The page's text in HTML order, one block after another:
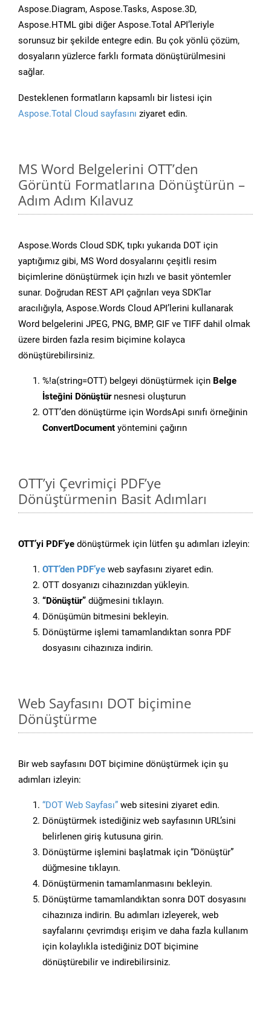
Aspose.Diagram, Aspose.Tasks, Aspose.3D,
Aspose.HTML gibi diğer Aspose.Total API’leriyle
sorunsuz bir şekilde entegre edin. Bu çok yönlü çözüm,
dosyaların yüzlerce farklı formata dönüştürülmesini
sağlar.
Desteklenen formatların kapsamlı bir listesi için
Aspose.Total Cloud sayfasını ziyaret edin.
MS Word Belgelerini OTT’den
Görüntü Formatlarına Dönüştürün –
Adım Adım Kılavuz
Aspose.Words Cloud SDK, tıpkı yukarıda DOT için
yaptığımız gibi, MS Word dosyalarını çeşitli resim
biçimlerine dönüştürmek için hızlı ve basit yöntemler
sunar. Doğrudan REST API çağrıları veya SDK’lar
aracılığıyla, Aspose.Words Cloud API’lerini kullanarak
Word belgelerini JPEG, PNG, BMP, GIF ve TIFF dahil olmak
üzere birden fazla resim biçimine kolayca
dönüştürebilirsiniz.
%!a(string=OTT) belgeyi dönüştürmek için Belge
İsteğini Dönüştürnesnesi oluşturun
OTT’den dönüştürme için WordsApi sınıfı örneğinin
ConvertDocument yöntemini çağırın
OTT’yi Çevrimiçi PDF’ye
Dönüştürmenin Basit Adımları
OTT’yi PDF’ye dönüştürmek için lütfen şu adımları izleyin:
OTT’den PDF’ye web sayfasını ziyaret edin.
OTT dosyanızı cihazınızdan yükleyin.
“Dönüştür” düğmesini tıklayın.
Dönüşümün bitmesini bekleyin.
Dönüştürme işlemi tamamlandıktan sonra PDF
dosyasını cihazınıza indirin.
Web Sayfasını DOT biçimine
Dönüştürme
Bir web sayfasını DOT biçimine dönüştürmek için şu
adımları izleyin:
“DOT Web Sayfası” web sitesini ziyaret edin.
Dönüştürmek istediğiniz web sayfasının URL’sini
belirlenen giriş kutusuna girin.
Dönüştürme işlemini başlatmak için “Dönüştür”
düğmesine tıklayın.
Dönüştürmenin tamamlanmasını bekleyin.
Dönüştürme tamamlandıktan sonra DOT dosyasını
cihazınıza indirin. Bu adımları izleyerek, web
sayfalarını çevrimdışı erişim ve daha fazla kullanım
için kolaylıkla istediğiniz DOT biçimine
dönüştürebilir ve indirebilirsiniz.